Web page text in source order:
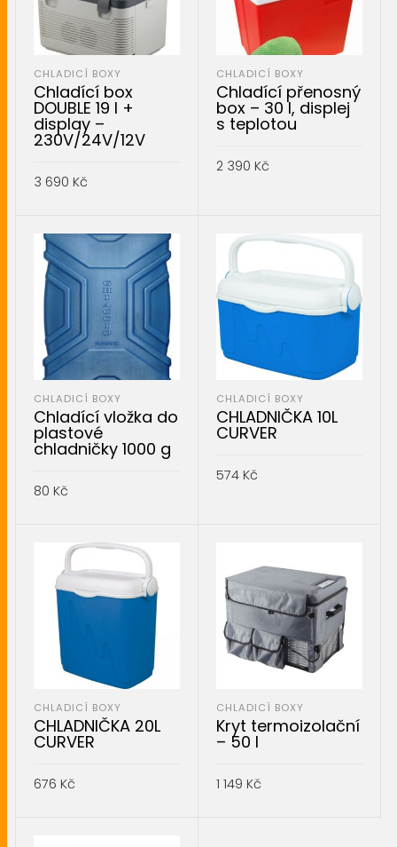
CHLADICÍ BOXY
Chladící box
DOUBLE 19 l +
display –
230V/24V/12V
3 690 Kč
CHLADICÍ BOXY
Chladící přenosný
box – 30 l, displej
s teplotou
2 390 Kč
CHLADICÍ BOXY
Chladící vložka do
plastové
chladničky 1000 g
80 Kč
CHLADICÍ BOXY
CHLADNIČKA 10L
CURVER
574 Kč
CHLADICÍ BOXY
CHLADNIČKA 20L
CURVER
676 Kč
CHLADICÍ BOXY
Kryt termoizolační
– 50 l
1 149 Kč